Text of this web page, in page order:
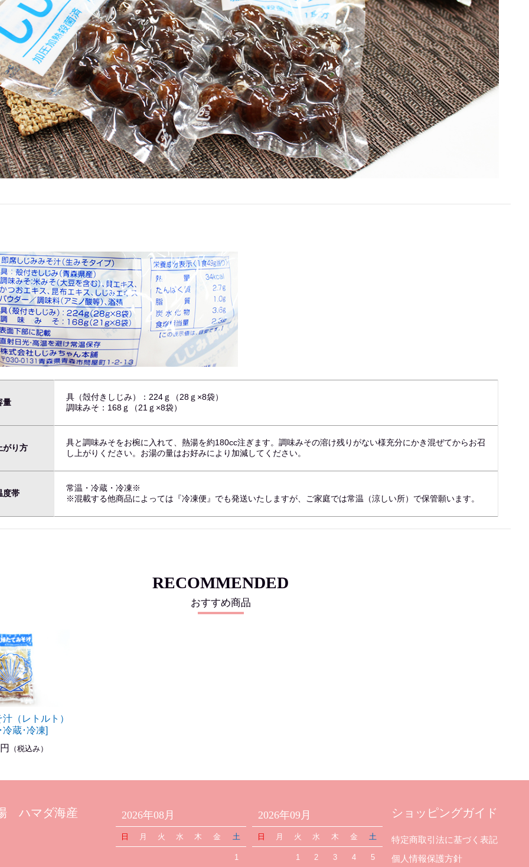
量
具（殻付きしじみ）：224ｇ（28ｇ×8袋）
調味みそ：168ｇ（21ｇ×8袋）
がり方
具と調味みそをお椀に入れて、熱湯を約180cc注ぎます。調味みその溶け残りがない様充分にかき混ぜてからお召
し上がりください。お湯の量はお好みにより加減してください。
度帯
常温・冷蔵・冷凍※
※混載する他商品によっては『冷凍便』でも発送いたしますが、ご家庭では常温（涼しい所）で保管願います。
RECOMMENDED
おすすめ商品
（レトルト）
冷蔵･冷凍]
（税込み）
ハマダ海産 2026年08月
日 月 火 水 木 金 土
1
2026年09月
日 月 火 水 木 金 土
1 2 3 4 5
ショッピングガイド
特定商取引法に基づく表記
個人情報保護方針